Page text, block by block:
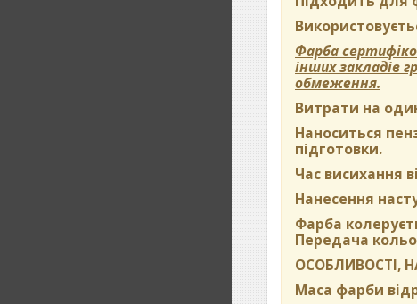
Фарба
інших закладів
обмеження.
Витрати на
Наноситься
підготовки.
Час висихання
Нанесення
Фарба
Передача
ОСОБЛИВОСТІ,
Маса фарби